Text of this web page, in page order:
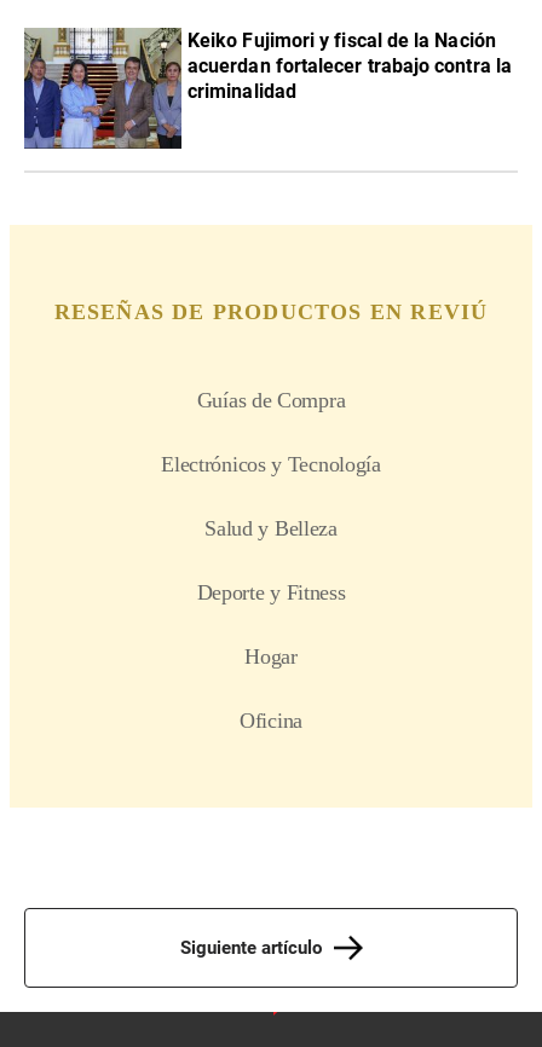
Keiko Fujimori y fiscal de la Nación
acuerdan fortalecer trabajo contra la
criminalidad
Siguiente artículo